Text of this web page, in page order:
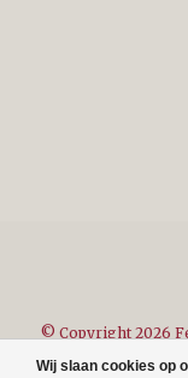
Wij slaan cookies op
© Copyright 2026